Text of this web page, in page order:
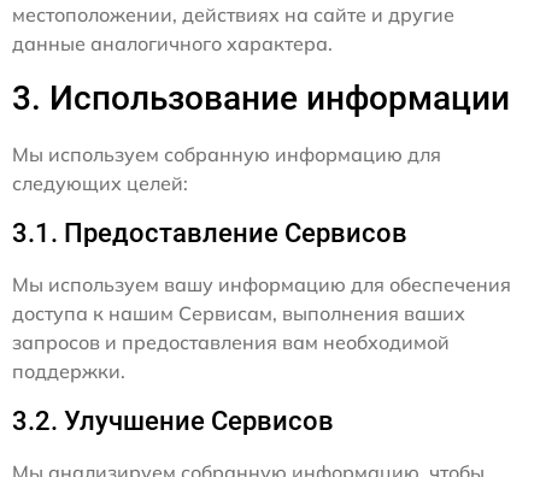
местоположении, действиях на сайте и другие
данные аналогичного характера.
3. Использование информации
Мы используем собранную информацию для
следующих целей:
3.1. Предоставление Сервисов
Мы используем вашу информацию для обеспечения
доступа к нашим Сервисам, выполнения ваших
запросов и предоставления вам необходимой
поддержки.
3.2. Улучшение Сервисов
Мы анализируем собранную информацию, чтобы